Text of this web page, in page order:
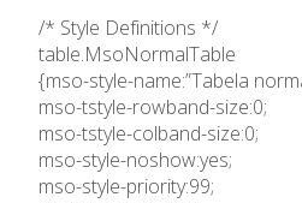
Ensino
Ano
/* Style Definitions */
table.MsoNormalTable
{mso-style-name:”Tabela
mso-tstyle-rowband-size:0;
mso-tstyle-colband-size:0;
mso-style-noshow:yes;
mso-style-priority:99;